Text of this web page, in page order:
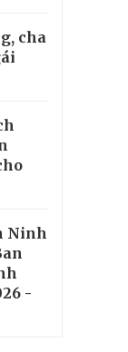
cha
Ninh
-